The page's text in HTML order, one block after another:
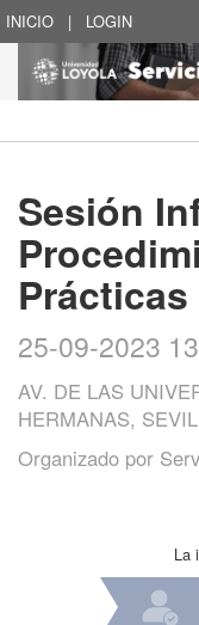
INICIO | LOGIN
Sesión
25-09-2023
AV. DE LAS
HERMANAS,
Organizado por
La